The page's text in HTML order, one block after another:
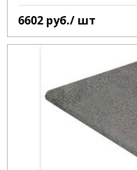
6602 руб./ шт